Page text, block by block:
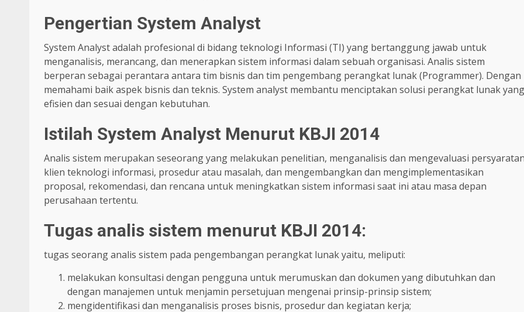
Pengertian System Analyst
System Analyst adalah profesional di bidang teknologi Informasi (TI) yang bertanggung jawab untuk
menganalisis, merancang, dan menerapkan sistem informasi dalam sebuah organisasi. Analis sistem
berperan sebagai perantara antara tim bisnis dan tim pengembang perangkat lunak (Programmer). Dengan
memahami baik aspek bisnis dan teknis. System analyst membantu menciptakan solusi perangkat lunak yang
efisien dan sesuai dengan kebutuhan.
Istilah System Analyst Menurut KBJI 2014
Analis sistem merupakan seseorang yang melakukan penelitian, menganalisis dan mengevaluasi
klien teknologi informasi, prosedur atau masalah, dan mengembangkan dan mengimplementasikan
proposal, rekomendasi, dan rencana untuk meningkatkan sistem informasi saat ini atau masa depan
perusahaan tertentu.
Tugas analis sistem menurut KBJI 2014:
tugas seorang analis sistem pada pengembangan perangkat lunak yaitu, meliputi:
melakukan konsultasi dengan pengguna untuk merumuskan dan dokumen yang dibutuhkan dan
dengan manajemen untuk menjamin persetujuan mengenai prinsip-prinsip sistem;
mengidentifikasi dan menganalisis proses bisnis, prosedur dan kegiatan kerja;